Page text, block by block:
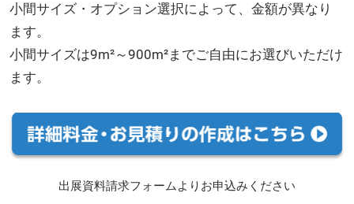
小間サイズ・オプション選択によって、金額が異なり
ます。
小間サイズは9m²～900m²までご自由にお選びいただけ
ます。
出展資料請求フォームよりお申込みください